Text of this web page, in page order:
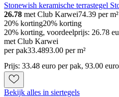
Stonewish keramische terrastegel
26.78 met Club Karwei74.39 per m²
20% korting20% korting
20% korting, voordeelprijs: 26.78
met Club Karwei
per pak33.4893.00 per m²
Prijs: 33.48 euro per pak, 93.00
Bekijk alles in siertegels